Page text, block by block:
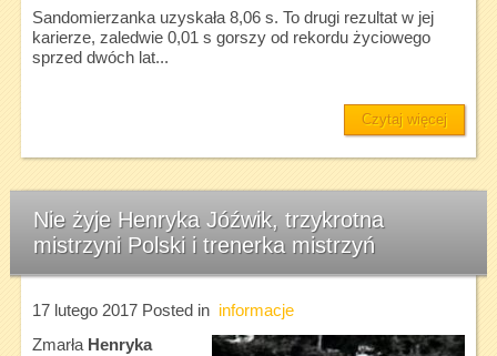
Sandomierzanka uzyskała 8,06 s. To drugi rezultat w jej
karierze, zaledwie 0,01 s gorszy od rekordu życiowego
sprzed dwóch lat...
Czytaj więcej
Nie żyje Henryka Jóźwik, trzykrotna
mistrzyni Polski i trenerka mistrzyń
17 lutego 2017Posted in informacje
Zmarła Henryka